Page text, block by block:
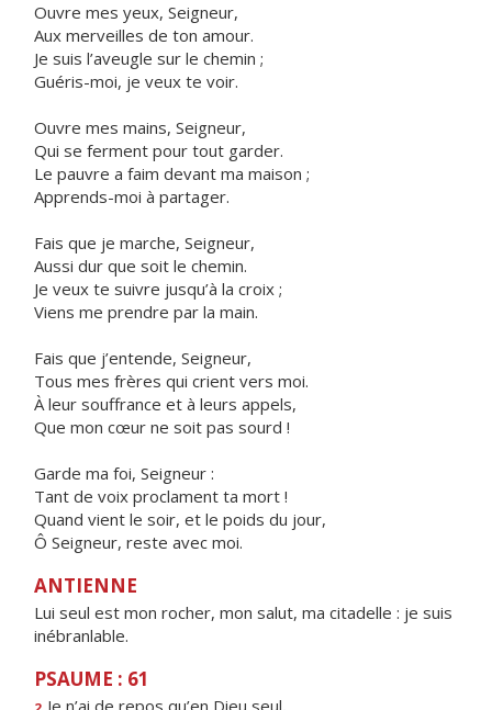
Ouvre mes yeux, Seigneur,
Aux merveilles de ton amour.
Je suis l’aveugle sur le chemin ;
Guéris-moi, je veux te voir.
Ouvre mes mains, Seigneur,
Qui se ferment pour tout garder.
Le pauvre a faim devant ma maison ;
Apprends-moi à partager.
Fais que je marche, Seigneur,
Aussi dur que soit le chemin.
Je veux te suivre jusqu’à la croix ;
Viens me prendre par la main.
Fais que j’entende, Seigneur,
Tous mes frères qui crient vers moi.
À leur souffrance et à leurs appels,
Que mon cœur ne soit pas sourd !
Garde ma foi, Seigneur :
Tant de voix proclament ta mort !
Quand vient le soir, et le poids du jour,
Ô Seigneur, reste avec moi.
ANTIENNE
Lui seul est mon rocher, mon salut, ma citadelle : je suis
inébranlable.
PSAUME : 61
Je n’ai de repos qu’en Dieu seul,